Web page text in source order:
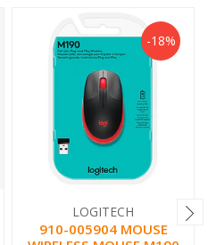
-18%
LOGITECH
910-005904 MOUSE